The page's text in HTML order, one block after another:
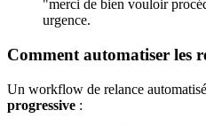
"merci de bien vouloir
urgence.
Comment automatiser les
Un workflow de relance
progressive :